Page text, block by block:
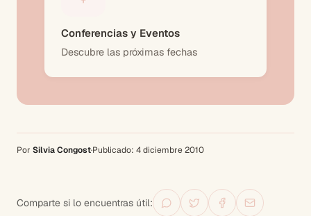
Conferencias y Eventos
Descubre las próximas fechas
Por Silvia Congost·Publicado: 4 diciembre 2010
Comparte si lo encuentras útil: